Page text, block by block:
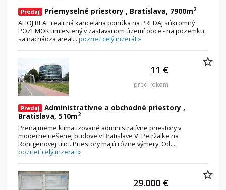
Stavebné pozemky
Bývanie a rekreácia
Priemyselný pozemok
Záhrada
Nebytové priestory
Administratívne, obchodné
Skladové, výrobné
Rekreačné, reštauračné
Filtre
Ponuka RK
Len s fotkou
Predaj Priemyselné priestory , Bratislava, 7900m2
AHOJ REAL realitná kancelária ponúka na PREDAJ súkromný
POZEMOK umiestený v zastavanom území obce - na pozemku
sa nachádza areál... pozrieť celý inzerát »
Predaj
Administratívne a obchodné priestory ,
Bratislava, 510m2
Prenajmeme klimatizované administratívne priestory v
moderne riešenej budove v Bratislave V. Petržalke na
Röntgenovej ulici. Priestory majú rôzne výmery. Od...
pozrieť celý inzerát »
11 €
pred rokom
29.000 €